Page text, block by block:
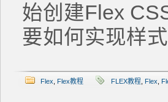
始创建Flex
要如何实现样
Flex Flex教程 FLEX教程 Flex